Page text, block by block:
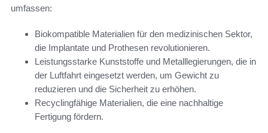
umfassen:
Biokompatible Materialien für den medizinischen Sektor,
die Implantate und Prothesen revolutionieren.
Leistungsstarke Kunststoffe und Metalllegierungen, die in
der Luftfahrt eingesetzt werden, um Gewicht zu
reduzieren und die Sicherheit zu erhöhen.
Recyclingfähige Materialien, die eine nachhaltige
Fertigung fördern.